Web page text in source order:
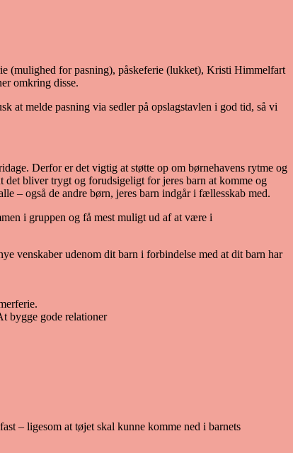
(mulighed for pasning), påskeferie (lukket), Kristi Himmelfart
omkring disse.
at melde pasning via sedler på opslagstavlen i god tid, så vi
Derfor er det vigtig at støtte op om børnehavens rytme og
bliver trygt og forudsigeligt for jeres barn at komme og
– også de andre børn, jeres barn indgår i fællesskab med.
i gruppen og få mest muligt ud af at være i
venskaber udenom dit barn i forbindelse med at dit barn har
bygge gode relationer
– ligesom at tøjet skal kunne komme ned i barnets